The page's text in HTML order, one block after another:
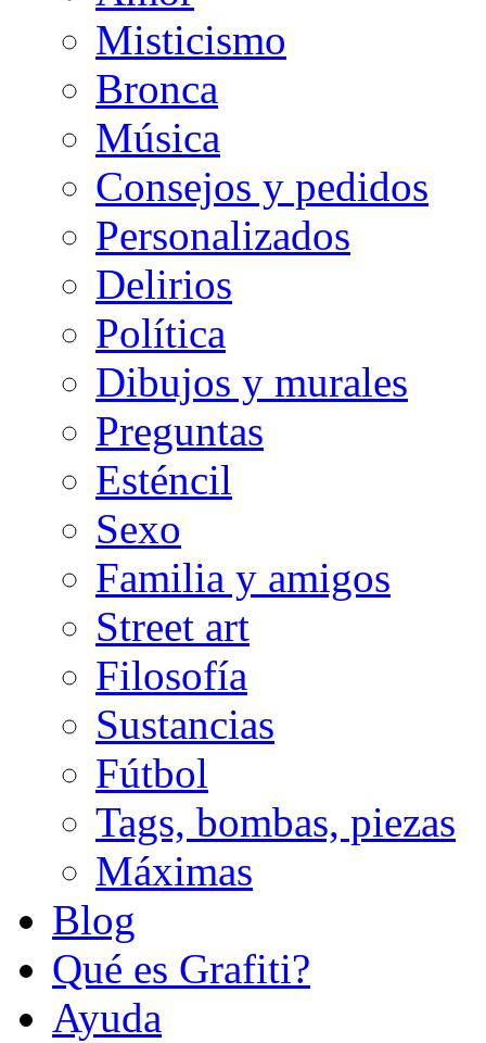
Misticismo
Bronca
Música
Consejos y pedidos
Personalizados
Delirios
Política
Dibujos y murales
Preguntas
Esténcil
Sexo
Familia y amigos
Street art
Filosofía
Sustancias
Fútbol
Tags, bombas, piezas
Máximas
Blog
Qué es Grafiti?
Ayuda